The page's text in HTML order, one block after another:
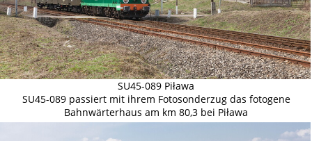
SU45-089 Piława
SU45-089 passiert mit ihrem Fotosonderzug das fotogene
Bahnwärterhaus am km 80,3 bei Piława